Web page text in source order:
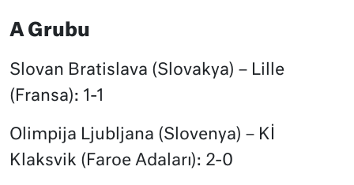
A Grubu
Slovan Bratislava (Slovakya) – Lille
(Fransa): 1-1
Olimpija Ljubljana (Slovenya) – Kİ
Klaksvik (Faroe Adaları): 2-0